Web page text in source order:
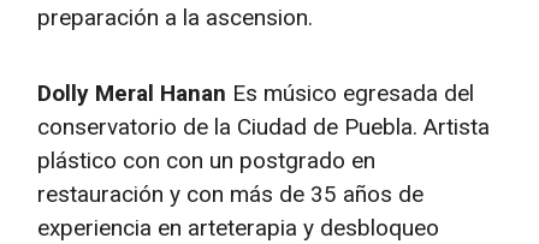
preparación a la ascension.
Dolly Meral Hanan Es músico egresada del
conservatorio de la Ciudad de Puebla. Artista
plástico con con un postgrado en
restauración y con más de 35 años de
experiencia en arteterapia y desbloqueo